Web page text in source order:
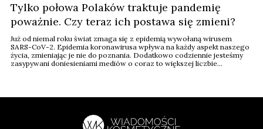
Tylko połowa Polaków traktuje pandemię
poważnie. Czy teraz ich postawa się zmieni?
Już od niemal roku świat zmaga się z epidemią wywołaną wirusem
SARS-CoV-2. Epidemia koronawirusa wpływa na każdy aspekt naszego
życia, zmieniając je nie do poznania. Dodatkowo codziennie jesteśmy
zasypywani doniesieniami mediów o coraz to większej liczbie